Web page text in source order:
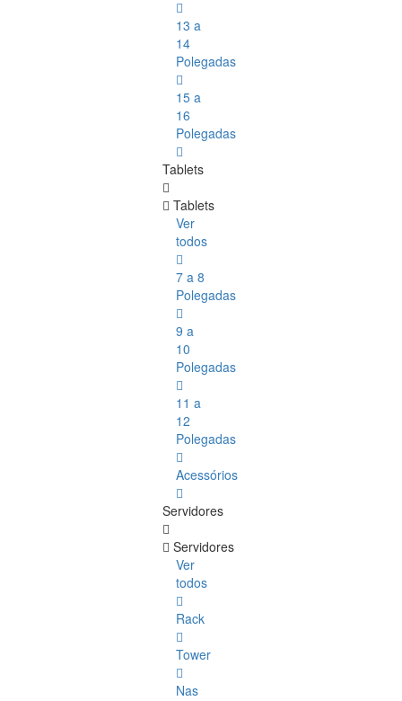
13 a
14
Polegadas
15 a
16
Polegadas
Tablets
Tablets
Ver
todos
7 a 8
Polegadas
9 a
10
Polegadas
11 a
12
Polegadas
Acessórios
Servidores
Servidores
Ver
todos
Rack
Tower
Nas